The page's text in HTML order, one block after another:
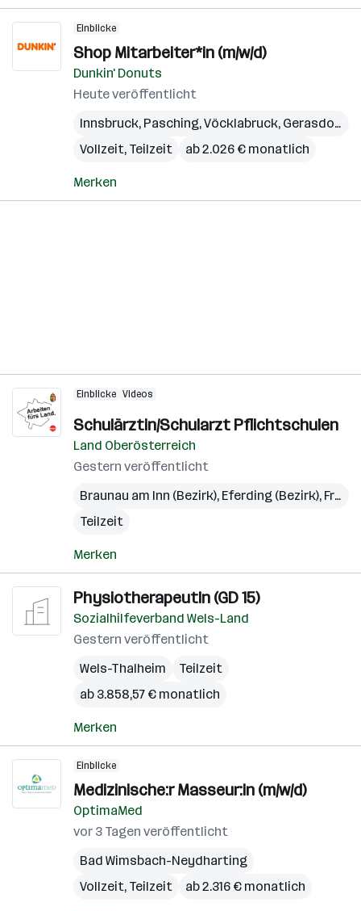
Einblicke
Shop Mitarbeiter*in (m/w/d)
Dunkin' Donuts
Heute veröffentlicht
Innsbruck, Pasching,Vöcklabruck, Gerasdorf bei Wien
Vollzeit, Teilzeit
ab 2.026 € monatlich
Merken
Einblicke Videos
Schulärztin/Schularzt Pflichtschulen
Land Oberösterreich
Gestern veröffentlicht
Braunau am Inn (Bezirk), Eferding (Bezirk), Freistadt (Bezirk)
Teilzeit
Merken
PhysiotherapeutIn (GD 15)
Sozialhilfeverband Wels-Land
Gestern veröffentlicht
Wels-Thalheim
Teilzeit
ab 3.858,57 € monatlich
Merken
Einblicke
Medizinische:r Masseur:in (m/w/d)
OptimaMed
vor 3 Tagen veröffentlicht
Bad Wimsbach-Neydharting
Vollzeit, Teilzeit
ab 2.316 € monatlich